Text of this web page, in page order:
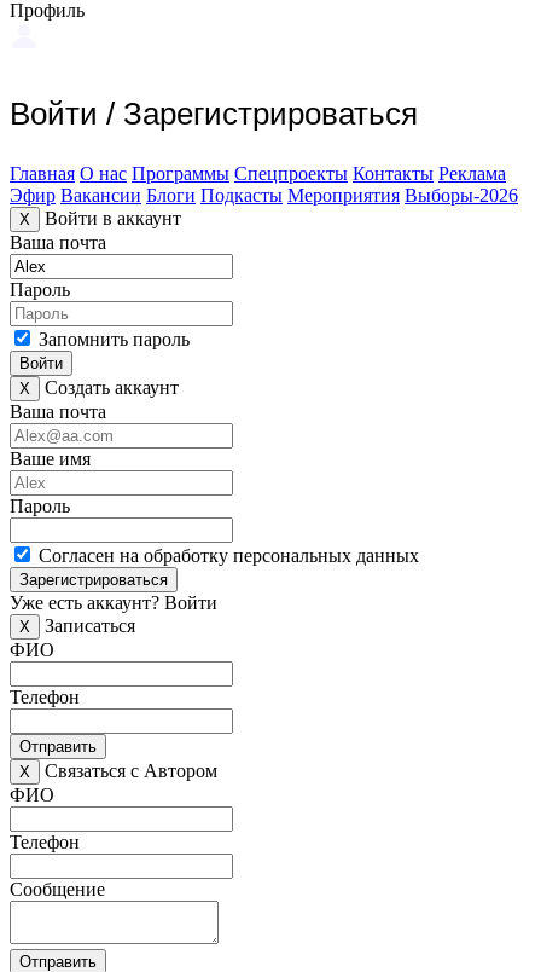
Профиль
Войти / Зарегистрироваться
Главная О нас Программы Спецпроекты Контакты Реклама
Эфир Вакансии Блоги Подкасты Мероприятия Выборы-2026
X
Войти в аккаунт
Ваша почта
Пароль
Запомнить пароль
Войти
X
Создать аккаунт
Ваша почта
Ваше имя
Пароль
Согласен на обработку персональных данных
Зарегистрироваться
Уже есть аккаунт? Войти
X
Записаться
ФИО
Телефон
Отправить
X
Связаться с Автором
ФИО
Телефон
Сообщение
Отправить